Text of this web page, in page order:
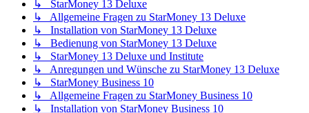
↳ StarMoney 13 Deluxe
↳ Allgemeine Fragen zu StarMoney 13 Deluxe
↳ Installation von StarMoney 13 Deluxe
↳ Bedienung von StarMoney 13 Deluxe
↳ StarMoney 13 Deluxe und Institute
↳ Anregungen und Wünsche zu StarMoney 13 Deluxe
↳ StarMoney Business 10
↳ Allgemeine Fragen zu StarMoney Business 10
↳ Installation von StarMoney Business 10